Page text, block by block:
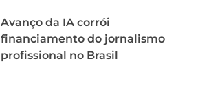
Avanço da IA corrói
financiamento do jornalismo
profissional no Brasil